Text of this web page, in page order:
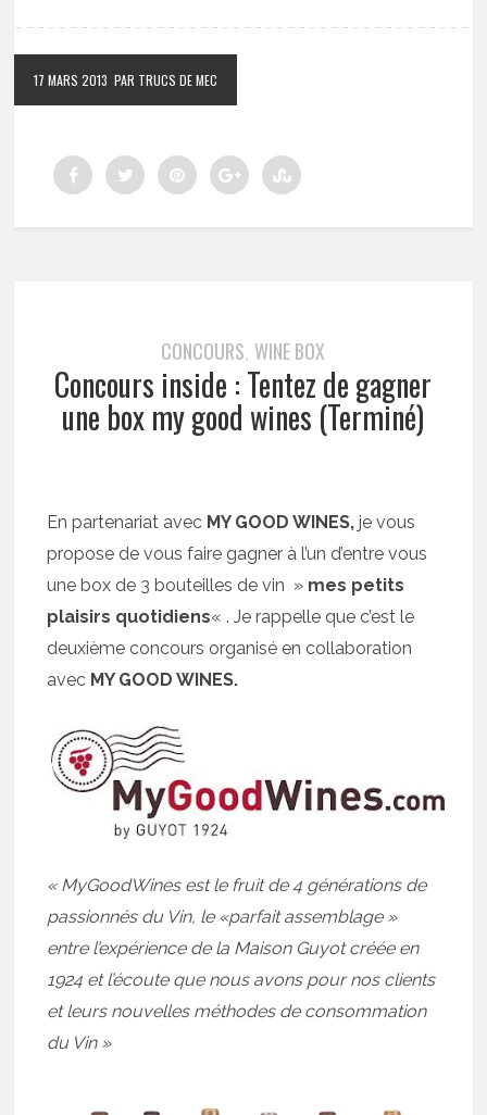
17 MARS 2013 PAR TRUCS DE MEC
CONCOURS, WINE BOX
Concours inside : Tentez de gagner
une box my good wines (Terminé)
En partenariat avec MY GOOD WINES,je vous
propose de vous faire gagner à l’un d’entre vous
une box de 3 bouteilles de vin » mes petits
plaisirs quotidiens« . Je rappelle que c’est le
deuxième concours organisé en collaboration
avec MY GOOD WINES.
« MyGoodWines est le fruit de 4 générations de
passionnés du Vin, le «parfait assemblage »
entre l’expérience de la Maison Guyot créée en
1924 et l’écoute que nous avons pour nos clients
et leurs nouvelles méthodes de consommation
du Vin »